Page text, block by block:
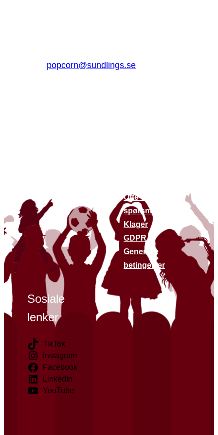
popcorn@sundlings.se
Ofte stilte
spørsmål
Klager
GDPR
Generelle
betingelser
Sosiale
lenker
TikTok
Instagram
Facebook
LinkedIn
YouTube